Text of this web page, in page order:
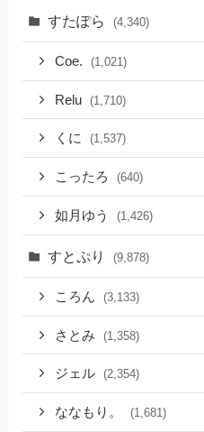
すたぽら (4,340)
Coe. (1,021)
Relu (1,710)
くに (1,537)
こったろ (640)
如月ゆう (1,426)
すとぷり (9,878)
ころん (3,133)
さとみ (1,358)
ジェル (2,354)
ななもり。 (1,681)